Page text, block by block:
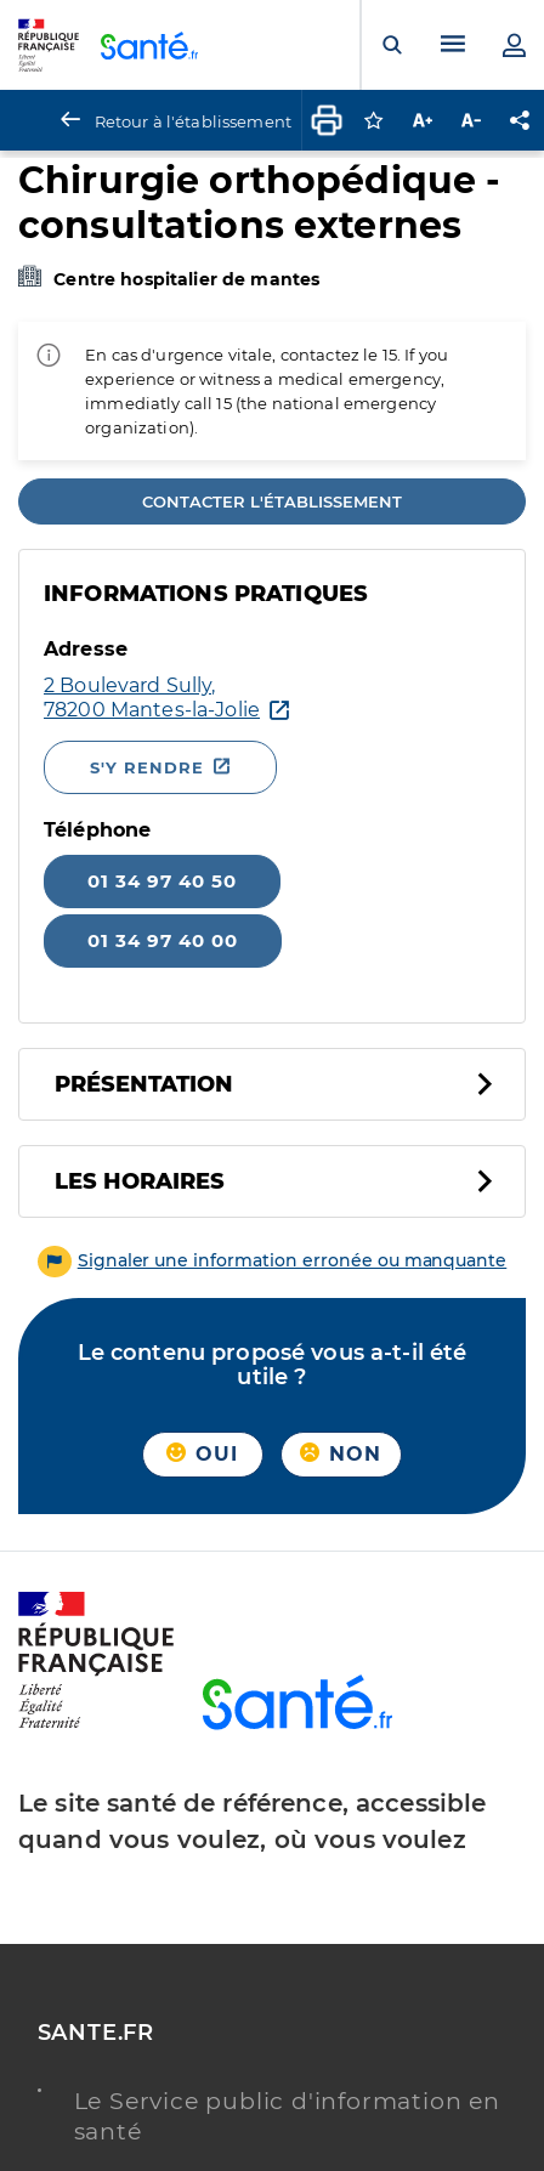
Ouvrir laMenu
Retour à l'établissement Connectez-vous
Augmenter la
Chirurgie orthopédique -
consultations externes
Centre hospitalier de mantes
En cas d'urgence vitale, contactez le 15. If you
experience or witness a medical emergency,
immediatly call 15 (the national emergency
organization).
CONTACTER L'ÉTABLISSEMENT
INFORMATIONS PRATIQUES
Adresse
2 Boulevard Sully,
78200 Mantes-la-Jolie
S'Y RENDRE
Téléphone
01 34 97 40 50
01 34 97 40 00
PRÉSENTATION
LES HORAIRES
Signaler une information erronée ou manquante
Le contenu proposé vous a-t-il été
utile ?
OUI NON
Le site santé de référence, accessible
quand vous voulez, où vous voulez
SANTE.FR
Le Service public d'information en
santé